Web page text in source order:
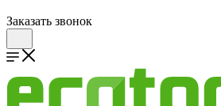
Заказать звонок